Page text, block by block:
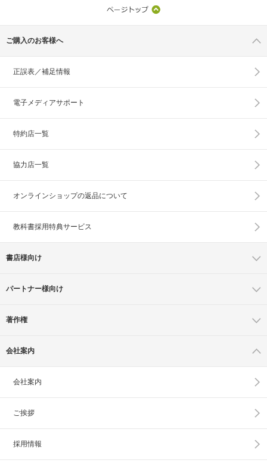
ご購入のお客様へ
正誤表／補足情報
電子メディアサポート
特約店一覧
協力店一覧
オンラインショップの返品について
教科書採用特典サービス
書店様向け
パートナー様向け
著作権
会社案内
会社案内
ご挨拶
採用情報